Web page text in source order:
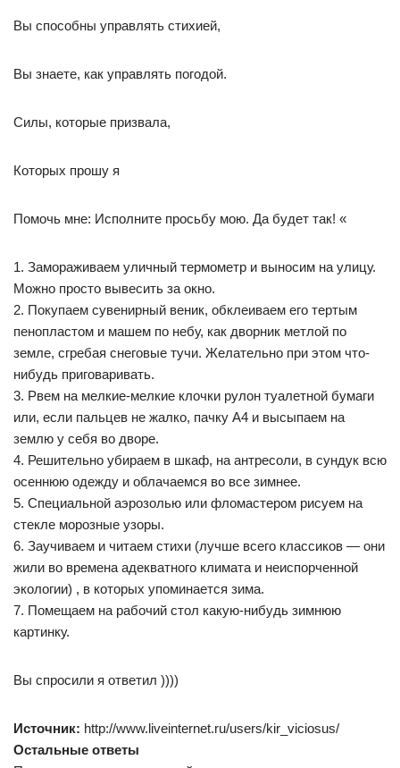
Вы способны управлять стихией,
Вы знаете, как управлять погодой.
Силы, которые призвала,
Которых прошу я
Помочь мне: Исполните просьбу мою. Да будет так! «
1. Замораживаем уличный термометр и выносим на улицу.
Можно просто вывесить за окно.
2. Покупаем сувенирный веник, обклеиваем его тертым
пенопластом и машем по небу, как дворник метлой по
земле, сгребая снеговые тучи. Желательно при этом что-
нибудь приговаривать.
3. Рвем на мелкие-мелкие клочки рулон туалетной бумаги
или, если пальцев не жалко, пачку А4 и высыпаем на
землю у себя во дворе.
4. Решительно убираем в шкаф, на антресоли, в сундук всю
осеннюю одежду и облачаемся во все зимнее.
5. Специальной аэрозолью или фломастером рисуем на
стекле морозные узоры.
6. Заучиваем и читаем стихи (лучше всего классиков — они
жили во времена адекватного климата и неиспорченной
экологии) , в которых упоминается зима.
7. Помещаем на рабочий стол какую-нибудь зимнюю
картинку.
Вы спросили я ответил ))))
Источник: http://www.liveinternet.ru/users/kir_viciosus/
Остальные ответы